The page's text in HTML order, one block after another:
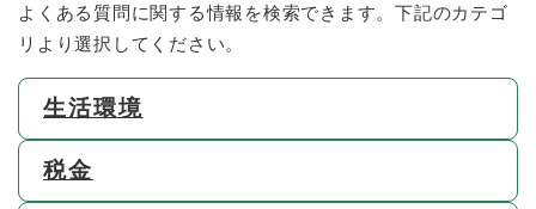
よくある質問に関する情報を検索できます。下記のカテゴ
リより選択してください。
生活環境
税金